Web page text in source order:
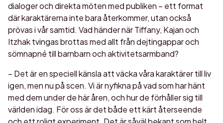
dialoger och direkta möten med publiken – ett format
där karaktärerna inte bara återkommer, utan också
prövas i vår samtid. Vad händer när Tiffany, Kajan och
Itzhak tvingas brottas med allt från dejtingappar och
sömnapné till barnbarn och aktivitetsarmband?
– Det är en speciell känsla att väcka våra karaktärer till liv
igen, men nu på scen. Vi är nyfikna på vad som har hänt
med dem under de här åren, och hur de förhåller sig till
världen idag. För oss är det både ett kärt återseende